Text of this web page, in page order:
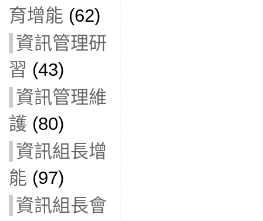
育增能 (62)
資訊管理研
習 (43)
資訊管理維
護 (80)
資訊組長增
能 (97)
資訊組長會